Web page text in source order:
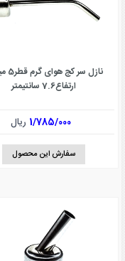
نازل
ارتفاع7.6 سانتیمتر
1/785/000 ریال
سفارش این محصول